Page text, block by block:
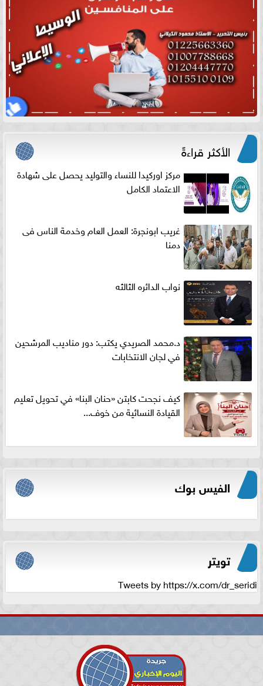
الأكثر قراءةً
مركز اوركيدا للنساء والتوليد يحصل على شهادة
الاعتماد الكامل
غريب ابونجرة: العمل العام وخدمة الناس فى
دمنا
نواب الدائره الثالثه
د.محمد الصريدي يكتب: دور مناديب المرشحين
في لجان الانتخابات
كيف نجحت كابتن «حنان البنا» في تحويل تعليم
القيادة النسائية من خوف...
الفيس بوك
تويتر
Tweets by https://x.com/dr_seridi